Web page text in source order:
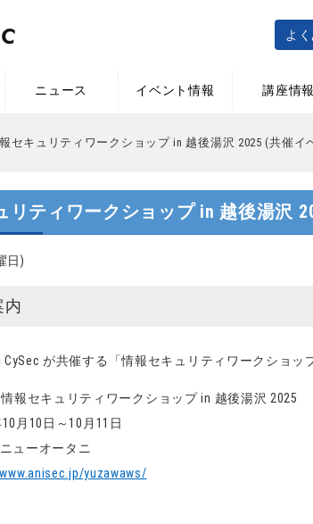
よ
ニュース イベント情報 講座情報
セキュリティワークショップ in 越後湯沢 2025 (共催イ
リティワークショップ in 越後湯沢
日)
内
が共催する「情報セキュリティワークショッ
報セキュリティワークショップ in 越後湯沢 2025
月10日～10月11日
ューオータニ
yuzawaws/